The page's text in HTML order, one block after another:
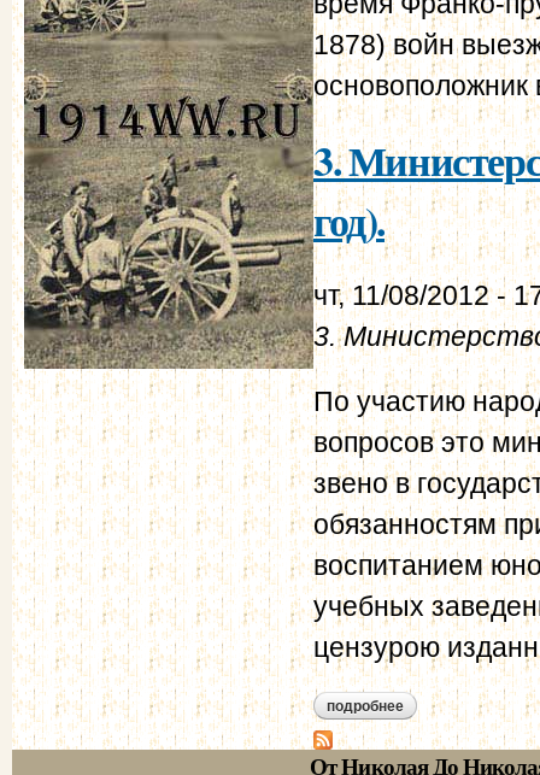
1878) войн
основоположник
3.
год).
чт, 11/08/2012 -
3.
По участию
вопросов это
звено в
обязанностям
воспитанием
учебных
цензурою
подробнее о 3.
От Николая До